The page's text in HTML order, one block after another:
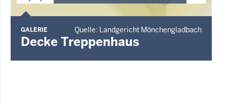
Quelle: Landgericht Mönchengladbach
GALERIE
Decke Treppenhaus